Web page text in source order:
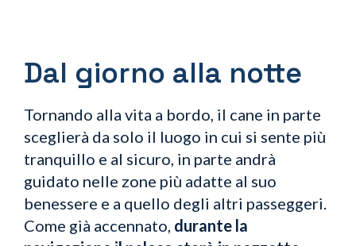
Dal giorno alla notte
Tornando alla vita a bordo, il cane in parte
sceglierà da solo il luogo in cui si sente più
tranquillo e al sicuro, in parte andrà
guidato nelle zone più adatte al suo
benessere e a quello degli altri passeggeri.
Come già accennato, durante la